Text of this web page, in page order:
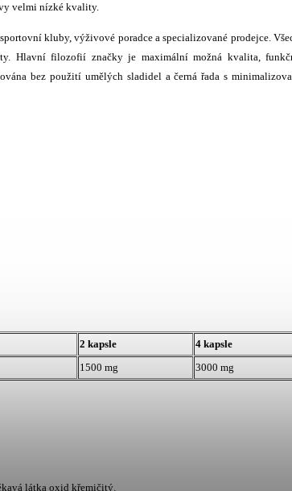
velmi nízké kvality.
kluby, výživové poradce a specializované prodejce.
Hlavní filozofií značky je maximální možná kvalita,
bez použití umělých sladidel a černá řada s
2 kapsle
4 kapsle
1500 mg 3000 mg
látka oxid křemičitý.